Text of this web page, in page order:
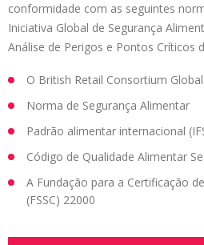
conformidade com as seguintes
Iniciativa Global de Segurança
Análise de Perigos e Pontos Críticos
O British Retail Consortium
Norma de Segurança Alimentar
Padrão alimentar internacional
Código de Qualidade Alimentar
A Fundação para a Certificação
(FSSC) 22000